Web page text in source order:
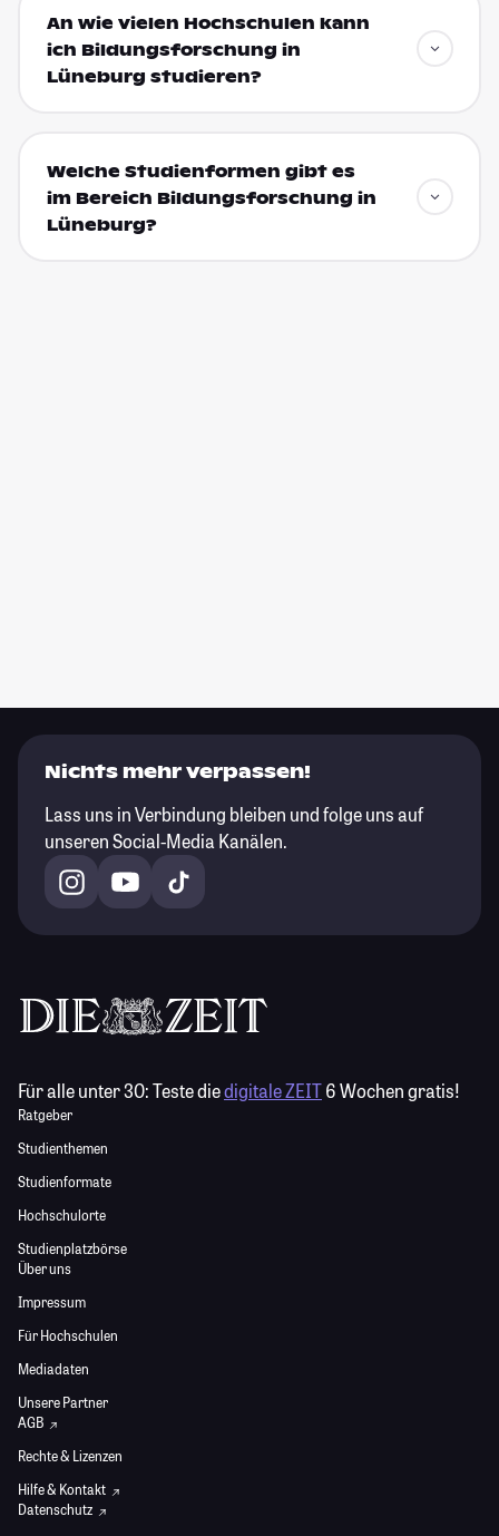
An wie vielen Hochschulen kann
ich Bildungsforschung in
Lüneburg studieren?
Welche Studienformen gibt es
im Bereich Bildungsforschung in
Lüneburg?
Nichts mehr verpassen!
Lass uns in Verbindung bleiben und folge uns auf
unseren Social-Media Kanälen.
Für alle unter 30:Teste diedigitale ZEIT6 Wochen gratis!
Ratgeber
Studienthemen
Studienformate
Hochschulorte
Studienplatzbörse
Über uns
Impressum
Für Hochschulen
Mediadaten
Unsere Partner
AGB
Rechte & Lizenzen
Hilfe & Kontakt
Datenschutz